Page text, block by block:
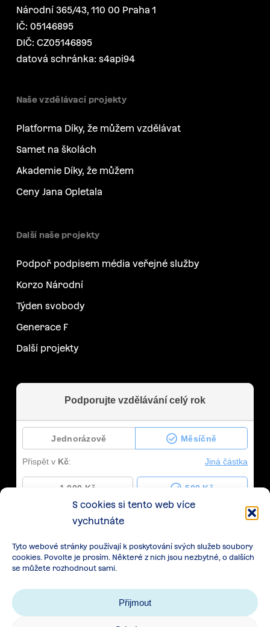
S cookies si tento web více
vychutnáte
Tyto webové stránky používají k poskytování svých služeb soubory
cookies. Povolte je prosím. Některé z nich jsou nezbytné, o dalších
se můžete rozhodnout sami.
Přijmout
Národní 365/43, 110 00 Praha 1
IČ: 05146895
DIČ: CZ05146895
datová schránka: s4api94
Naše vzdělávací projekty
Platforma Díky, že můžem vzdělávat
Samet na školách
Akademie Díky, že můžem
Ceny Jana Opletala
Další naše projekty
Podpoř podpisem média veřejné služby
Korzo Národní
Týden svobody
Generace F
Další projekty